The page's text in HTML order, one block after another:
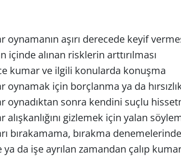
oynamanın aşırı derecede keyif
içinde alınan risklerin arttırılması
kumar ve ilgili konularda konuşma
oynamak için borçlanma ya da
oynadıktan sonra kendini suçlu
alışkanlığını gizlemek için yalan
bırakamama, bırakma
ya da işe ayrılan zamandan çalıp